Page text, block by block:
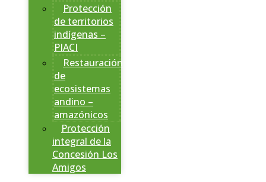
Protección
de territorios
indígenas –
PIACI
Restauración
de
ecosistemas
andino –
amazónicos
Protección
integral de la
Concesión Los
Amigos